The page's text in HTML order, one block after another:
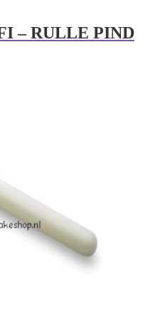
– RULLE PIND